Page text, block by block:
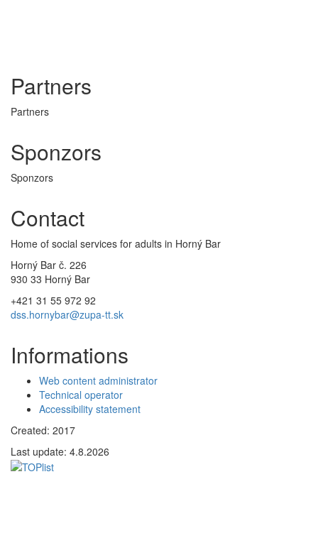
Partners
Partners
Sponzors
Sponzors
Contact
Home of social services for adults in Horný Bar
Horný Bar č. 226
930 33 Horný Bar
+421 31 55 972 92
dss.hornybar@zupa-tt.sk
Informations
Web content administrator
Technical operator
Accessibility statement
Created: 2017
Last update: 4.8.2026